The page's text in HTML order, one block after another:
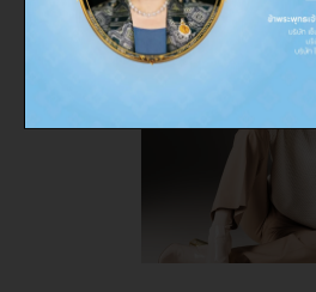
CMG ที่หลากหลาย